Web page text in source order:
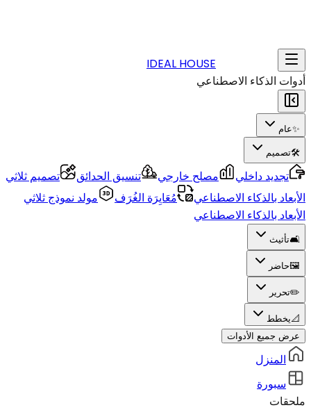
IDEAL HOUSE
أدوات الذكاء الاصطناعي
✨عام
🛠️تصميم
تجديد داخلي مصلح خارجي تنسيق الحدائق
تصميم ثلاثي
الأبعاد بالذكاء الاصطناعي
مُعَايِرَة الغُرَف
مولد نموذج ثلاثي
الأبعاد بالذكاء الاصطناعي
🛋️تأثيث
🖼️حاضر
✏️تحرير
📐يخطط
عرض جميع الأدوات
المنزل
سبورة
ملحقات